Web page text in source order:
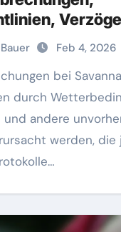
Feb 4, 2026
durch
und andere
werden, die